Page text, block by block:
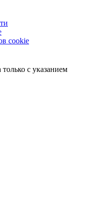
cookie
с указанием